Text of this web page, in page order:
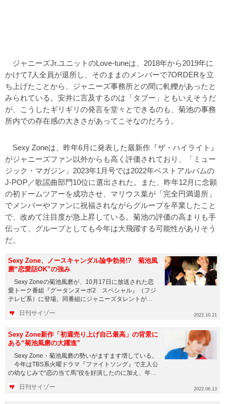
ジャニーズJr.ユニットのLove-tuneは、2018年から2019年に
かけて7人全員が退所し、そのままのメンバーで7ORDERを立
ち上げたことから、ジャニーズ事務所との間に軋轢があったと
みられている。安井に言及するのは「タブー」ともいえそうだ
が、こうしたギリギリの発言を堂々とできるのも、菊池の事務
所内での存在感の大きさがあってこそなのだろう。
Sexy Zoneは、昨年6月に発表した最新作『ザ・ハイライト』
がジャニーズファン以外からも高く評価されており、「ミュー
ジック・マガジン」2023年1月号では2022年ベストアルバムの
J-POP／歌謡曲部門10位に選出された。また、昨年12月に念願
の初ドームツアーを成功させ、マリウス葉が「完全円満退所」
でメンバーやファンに祝福されながらグループを卒業したこと
で、改めて注目度が急上昇している。菊池の評価の高まりも手
伝って、グループとしても今年は大飛躍する可能性がありそう
だ。
Sexy Zone、ノースキャンダル論争勃発!? 菊池風
磨“恋愛話OK”の強み
Sexy Zoneの菊池風磨が、10月17日に放送された恋
愛トーク番組『グータンヌーボ2 スペシャル』（フジ
テレビ系）に登場。同番組にジャニーズタレントが出
日刊サイゾー 2022.10.21
Sexy Zone新作「初週売り上げ自己最高」の背景に
ある“菊池風磨の大躍進”
Sexy Zone・菊池風磨の勢いがますます増している。
今年はTBS系火曜ドラマ『ファイトソング』で主人公
の幼なじみで“恋の当て馬”役を好演したのに加え、年内
日刊サイゾー 2022.06.13